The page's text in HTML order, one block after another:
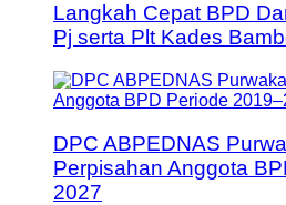
Langkah Cepat BPD
Pj serta Plt Kades
DPC ABPEDNAS
Perpisahan Anggota
2027